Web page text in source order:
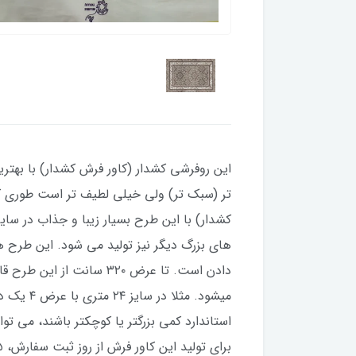
این روفرشی کشدار (کاور فرش کشدار) با
تر (سبک تر) ولی خیلی لطیف تر است طوری